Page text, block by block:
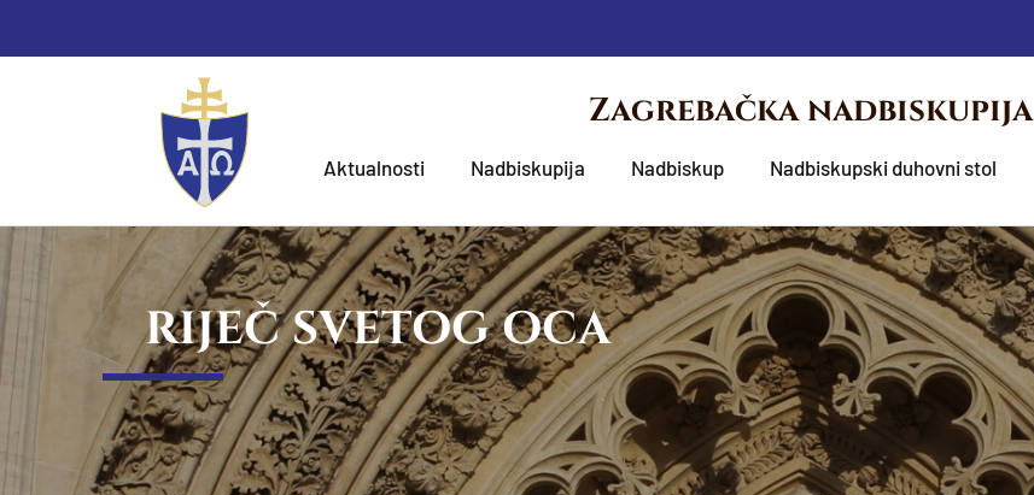
Zagrebačka nadbiskupija
Aktualnosti Nadbiskupija Nadbiskup Nadbiskupski duhovni stol
RIJEČ SVETOG OCA